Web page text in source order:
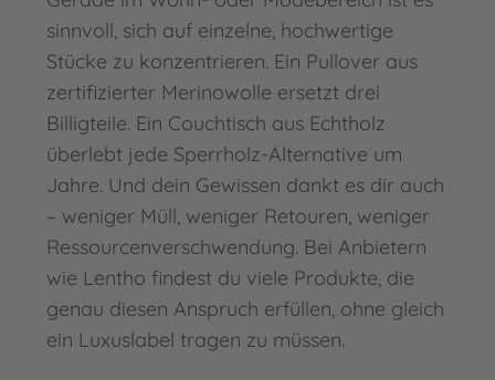
sinnvoll, sich auf einzelne, hochwertige
Stücke zu konzentrieren. Ein Pullover aus
zertifizierter Merinowolle ersetzt drei
Billigteile. Ein Couchtisch aus Echtholz
überlebt jede Sperrholz-Alternative um
Jahre. Und dein Gewissen dankt es dir auch
– weniger Müll, weniger Retouren, weniger
Ressourcenverschwendung. Bei Anbietern
wie Lentho findest du viele Produkte, die
genau diesen Anspruch erfüllen, ohne gleich
ein Luxuslabel tragen zu müssen.